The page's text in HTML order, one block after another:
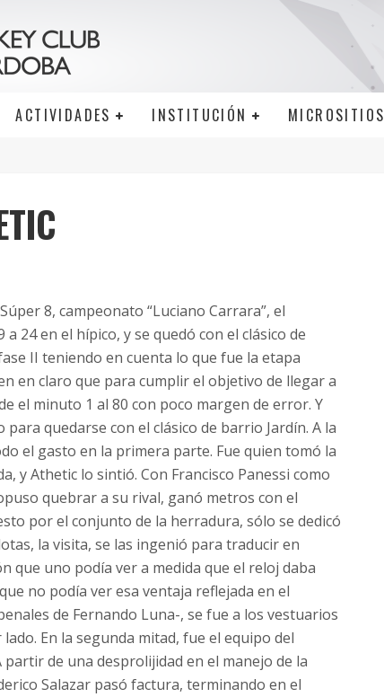
ACTIVIDADES INSTITUCIÓN MICROSITIOS
8, campeonato “Luciano Carrara”, el
24 en el hípico, y se quedó con el clásico de
II teniendo en cuenta lo que fue la etapa
en claro que para cumplir el objetivo de llegar a
el minuto 1 al 80 con poco margen de error. Y
quedarse con el clásico de barrio Jardín. A la
el gasto en la primera parte. Fue quien tomó la
y Athetic lo sintió. Con Francisco Panessi como
quebrar a su rival, ganó metros con el
por el conjunto de la herradura, sólo se dedicó
la visita, se las ingenió para traducir en
que uno podía ver a medida que el reloj daba
no podía ver esa ventaja reflejada en el
de Fernando Luna-, se fue a los vestuarios
En la segunda mitad, fue el equipo del
de una desprolijidad en el manejo de la
Salazar pasó factura, terminando en el